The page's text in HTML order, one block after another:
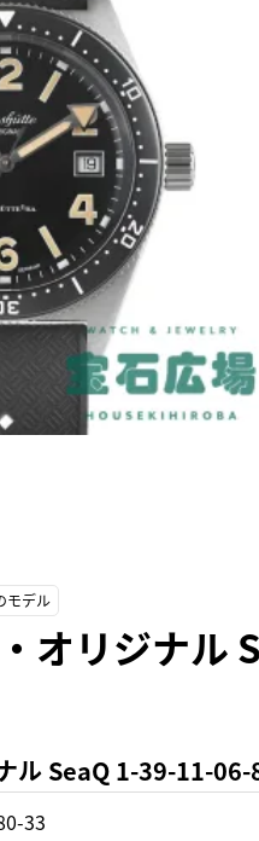
モデル
オリジナ
ル SeaQ 1-39-11-
33